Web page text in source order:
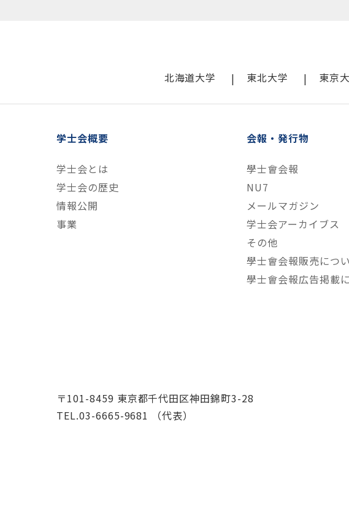
北海道大学 東北大学 東京
学士会概要
学士会とは
学士会の歴史
情報公開
事業
会報・発行物
學士會会報
NU7
メールマガジン
学士会アーカイブス
その他
學士會会報販売につ
學士會会報広告掲載
〒101-8459 東京都千代田区神田錦町3-28
TEL.03-6665-9681 （代表）